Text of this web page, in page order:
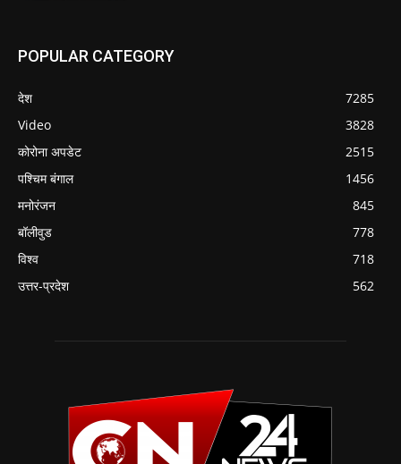
POPULAR CATEGORY
देश
7285
Video
3828
कोरोना अपडेट
2515
पश्चिम बंगाल
1456
मनोरंजन
845
बॉलीवुड
778
विश्व
718
उत्तर-प्रदेश
562